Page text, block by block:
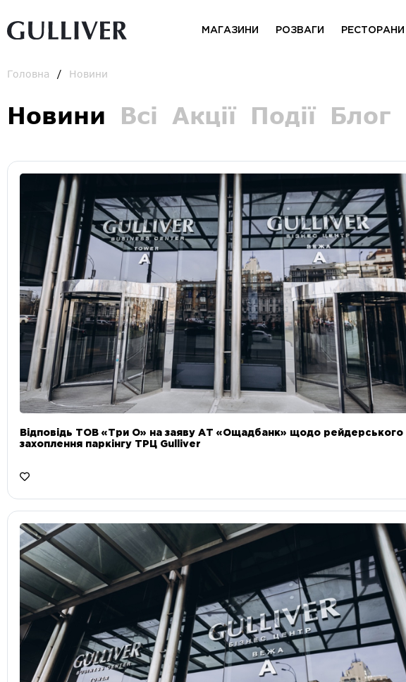
МАГАЗИНИ РОЗВАГИ РЕСТОРАНИ
Головна Новини
Новини Всі Акції Події Блог
Відповідь ТОВ «Три О» на заяву АТ «Ощадбанк» щодо рейдерського
захоплення паркінгу ТРЦ Gulliver